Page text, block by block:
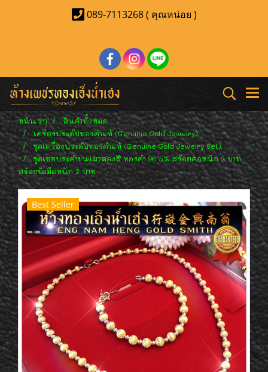
089-7113268 ( คุณหน่อย )
หน้าแรก
สินค้าทั้งหมด
เครื่องประดับทองคำแท้ (Genuine Gold Jewelry)
ชุดเครื่องประดับทองคำแท้ (Genuine Gold Jewelry Set)
ชุดเซตประคำขนแมวสองสี ทองคำ 96.5% สร้อยคอหนัก 2 บาท
สร้อยข้อมือหนัก 2 บาท
Best Seller